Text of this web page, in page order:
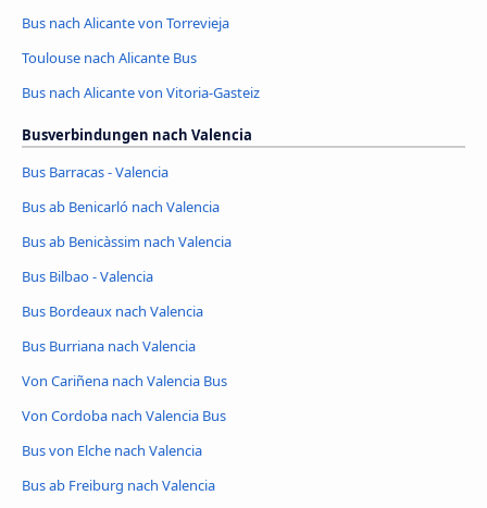
Bus nach Alicante von Torrevieja
Toulouse nach Alicante Bus
Bus nach Alicante von Vitoria-Gasteiz
Busverbindungen nach Valencia
Bus Barracas - Valencia
Bus ab Benicarló nach Valencia
Bus ab Benicàssim nach Valencia
Bus Bilbao - Valencia
Bus Bordeaux nach Valencia
Bus Burriana nach Valencia
Von Cariñena nach Valencia Bus
Von Cordoba nach Valencia Bus
Bus von Elche nach Valencia
Bus ab Freiburg nach Valencia